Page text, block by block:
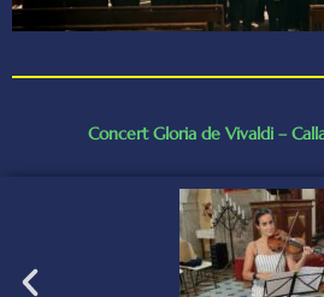
Concert Gloria de Vivaldi –